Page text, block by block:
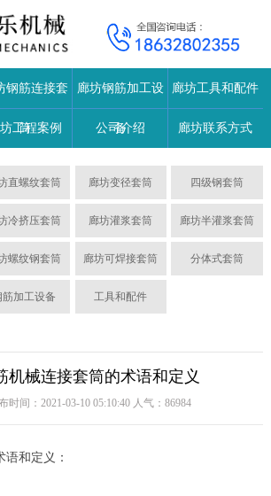
钢筋连接套
筒
廊坊钢筋加工设
备
廊坊工具和配件
工程案例 公司介绍 廊坊联系方式
直螺纹套筒 廊坊变径套筒 四级钢套筒
冷挤压套筒 廊坊灌浆套筒 廊坊半灌浆套筒
螺纹钢套筒 廊坊可焊接套筒 分体式套筒
筋加工设备 工具和配件
机械连接套筒的术语和定义
时间：2021-03-10 05:10:40 人气：86984
和定义：